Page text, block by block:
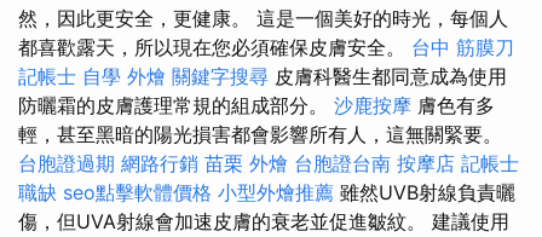
然，因此更安全，更健康。 這是一個美好的時光，每個人
都喜歡露天，所以現在您必須確保皮膚安全。 台中 筋膜刀
記帳士 自學 外燴 關鍵字搜尋 皮膚科醫生都同意成為使用
防曬霜的皮膚護理常規的組成部分。 沙鹿按摩 膚色有多
輕，甚至黑暗的陽光損害都會影響所有人，這無關緊要。
台胞證過期 網路行銷 苗栗 外燴 台胞證台南 按摩店 記帳士
職缺 seo點擊軟體價格 小型外燴推薦 雖然UVB射線負責曬
傷，但UVA射線會加速皮膚的衰老並促進皺紋。 建議使用